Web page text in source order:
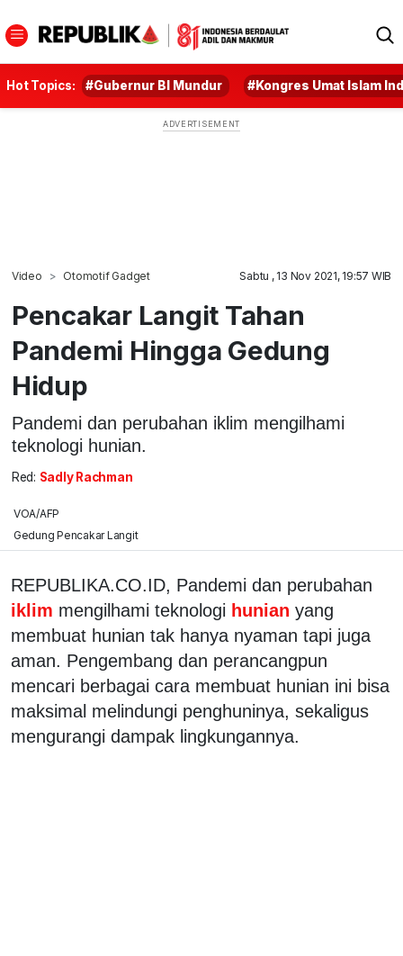
Hot Topics: #Gubernur BI Mundur #Kongres Umat Islam
Video Otomotif Gadget Sabtu , 13 Nov 2021, 19:57 WIB
Pencakar Langit Tahan
Pandemi Hingga Gedung
Hidup
Pandemi dan perubahan iklim mengilhami
teknologi hunian.
Red: Sadly Rachman
VOA/AFP
Gedung Pencakar Langit
REPUBLIKA.CO.ID, Pandemi dan perubahan
iklim mengilhami teknologi hunian yang
membuat hunian tak hanya nyaman tapi juga
aman. Pengembang dan perancangpun
mencari berbagai cara membuat hunian ini bisa
maksimal melindungi penghuninya, sekaligus
mengurangi dampak lingkungannya.